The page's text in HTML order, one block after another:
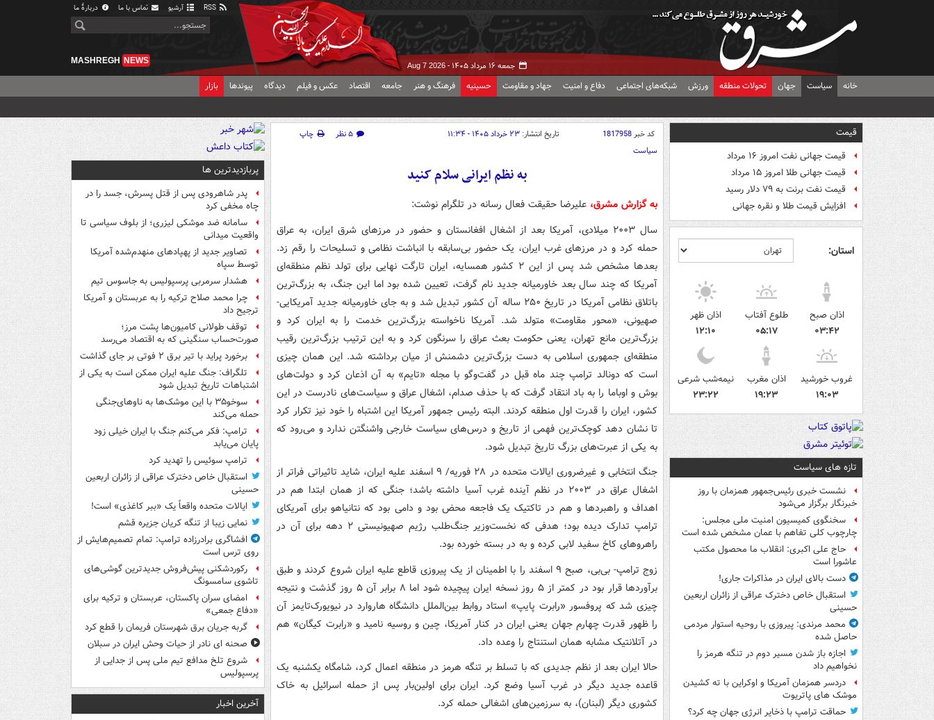
آرشیو تماس با ما دربارهٔ ما
جمعه ۱۶ مرداد ۱۴۰۵ - Aug 7 2026
MASHREGH NEWS
خانه سیاست جهان تحولات منطقه ورزش شبکه‌های اجتماعی دفاع و امنیت جهاد و مقاومت حسینیه فرهنگ و هنر جامعه اقتصاد عکس و فیلم دیدگاه پیوندها بازار
قیمت
قیمت جهانی نفت امروز ۱۶ مرداد
قیمت جهانی طلا امروز ۱۵ مرداد
قیمت نفت برنت به ۷۹ دلار رسید
افزایش قیمت طلا و نقره جهانی
استان:
اذان صبح
۰۳:۴۲
طلوع آفتاب
۰۵:۱۷
اذان ظهر
۱۲:۱۰
غروب خورشید
۱۹:۰۳
اذان مغرب
۱۹:۲۳
نیمه‌شب شرعی
۲۳:۲۲
تازه های سیاست
نشست خبری رئیس‌جمهور همزمان با روز
خبرنگار برگزار می‌شود
سخنگوی کمیسیون امنیت ملی مجلس:
چارچوب کلی تفاهم با عمان مشخص شده است
حاج علی اکبری: انقلاب ما محصول مکتب
عاشورا است
دست بالای ایران در مذاکرات جاری!
استقبال خاص دخترک عراقی از زائران اربعین
حسینی
محمد مرندی: پیروزی با روحیه استوار مردمی
حاصل شده
اجازه باز شدن مسیر دوم در تنگه هرمز را
نخواهیم داد
دردسر همزمان آمریکا و اوکراین با ته کشیدن
موشک های پاتریوت
حماقت ترامپ با ذخایر انرژی جهان چه کرد؟
کد خبر1817958 تاریخ انتشار: ۲۳ خرداد ۱۴۰۵ - ۱۱:۳۴ ۵ نظر
چاپ
سیاست
به نظم ایرانی سلام کنید
به گزارش مشرق، علیرضا حقیقت فعال رسانه در تلگرام نوشت:
سال ۲۰۰۳ میلادی، آمریکا بعد از اشغال افغانستان و حضور در مرزهای شرق ایران، به عراق
حمله کرد و در مرزهای غرب ایران، یک حضور بی‌سابقه با انباشت نظامی و تسلیحات را رقم زد.
بعدها مشخص شد پس از این ۲ کشور همسایه، ایران تارگت نهایی برای تولد نظم منطقه‌ای
آمریکا که چند سال بعد خاورمیانه جدید نام گرفت، تعیین شده بود اما این جنگ، به بزرگ‌ترین
باتلاق نظامی آمریکا در تاریخ ۲۵۰ ساله آن کشور تبدیل شد و به جای خاورمیانه جدید آمریکایی-
صهیونی، «محور مقاومت» متولد شد. آمریکا ناخواسته بزرگ‌ترین خدمت را به ایران کرد و
بزرگ‌ترین مانع تهران، یعنی حکومت بعث عراق را سرنگون کرد و به این ترتیب بزرگ‌ترین رقیب
منطقه‌ای جمهوری اسلامی به دست بزرگ‌ترین دشمنش از میان برداشته شد. این همان چیزی
است که دونالد ترامپ چند ماه قبل در گفت‌وگو با مجله «تایم» به آن اذعان کرد و دولت‌های
بوش و اوباما را به باد انتقاد گرفت که با حذف صدام، اشغال عراق و سیاست‌های نادرست در این
کشور، ایران را قدرت اول منطقه کردند. البته رئیس جمهور آمریکا این اشتباه را خود نیز تکرار کرد
تا نشان دهد کوچک‌ترین فهمی از تاریخ و درس‌های سیاست خارجی واشنگتن ندارد و می‌رود که
به یکی از عبرت‌های بزرگ تاریخ تبدیل شود.
جنگ انتخابی و غیرضروری ایالات متحده در ۲۸ فوریه/ ۹ اسفند علیه ایران، شاید تاثیراتی فراتر از
اشغال عراق در ۲۰۰۳ در نظم آینده غرب آسیا داشته باشد؛ جنگی که از همان ابتدا هم در
اهداف و راهبردها و هم در تاکتیک یک فاجعه محض بود و دامی بود که نتانیاهو برای آمریکای
ترامپ تدارک دیده بود؛ هدفی که نخست‌وزیر جنگ‌طلب رژیم صهیونیستی ۲ دهه برای آن در
راهروهای کاخ سفید لابی کرده و به در بسته خورده بود.
زوج ترامپ- بی‌بی، صبح ۹ اسفند را با اطمینان از یک پیروزی قاطع علیه ایران شروع کردند و طبق
برآوردها قرار بود در کمتر از ۵ روز نسخه ایران پیچیده شود اما ۸ برابر آن ۵ روز گذشت و نتیجه
چیزی شد که پروفسور «رابرت پایپ» استاد روابط بین‌الملل دانشگاه هاروارد در نیویورک‌تایمز آن
را ظهور قدرت چهارم جهان یعنی ایران در کنار آمریکا، چین و روسیه نامید و «رابرت کیگان» هم
در آتلانتیک مشابه همان استنتاج را وعده داد.
حالا ایران بعد از نظم جدیدی که با تسلط بر تنگه هرمز در منطقه اعمال کرد، شامگاه یکشنبه یک
قاعده جدید دیگر در غرب آسیا وضع کرد. ایران برای اولین‌بار پس از حمله اسرائیل به خاک
کشوری دیگر (لبنان)، به سرزمین‌های اشغالی حمله کرد.
پربازدیدترین ها
پدر شاهرودی پس از قتل پسرش، جسد را در
چاه مخفی کرد
سامانه ضد موشکی لیزری؛ از بلوف سیاسی تا
واقعیت میدانی
تصاویر جدید از پهپادهای منهدم‌شده آمریکا
توسط سپاه
هشدار سرمربی پرسپولیس به جاسوس تیم
چرا محمد صلاح ترکیه را به عربستان و آمریکا
ترجیح داد
توقف طولانی کامیون‌ها پشت مرز؛
صورت‌حساب سنگینی که به اقتصاد می‌رسد
برخورد پراید با تیر برق ۲ فوتی بر جای گذاشت
تلگراف: جنگ علیه ایران ممکن است به یکی از
اشتباهات تاریخ تبدیل شود
سوخو۳۵ با این موشک‌ها به ناوهای‌جنگی
حمله می‌کند
ترامپ: فکر می‌کنم جنگ با ایران خیلی زود
پایان می‌یابد
ترامپ سوئیس را تهدید کرد
استقبال خاص دخترک عراقی از زائران اربعین
حسینی
ایالات متحده واقعاً یک «ببر کاغذی» است!
نمایی زیبا از تنگه کریان جزیره قشم
افشاگری برادرزاده ترامپ: تمام تصمیم‌هایش از
روی ترس است
رکوردشکنی پیش‌فروش جدیدترین گوشی‌های
تاشوی سامسونگ
امضای سران پاکستان، عربستان و ترکیه برای
«دفاع جمعی»
گربه جریان برق شهرستان فریمان را قطع کرد
صحنه ای نادر از حیات وحش ایران در سبلان
شروع تلخ مدافع تیم ملی پس از جدایی از
پرسپولیس
آخرین اخبار